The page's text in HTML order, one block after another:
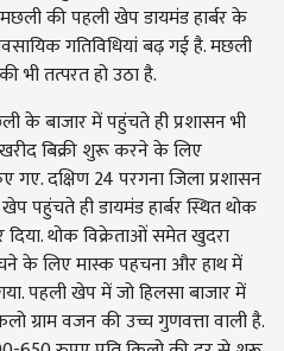
की पहली खेप डायमंड हार्बर के
गतिविधियां बढ़ गई है. मछली
भी तत्परत हो उठा है.
के बाजार में पहुंचते ही प्रशासन भी
बिक्री शुरू करने के लिए
दक्षिण 24 परगना जिला प्रशासन
पहुंचते ही डायमंड हार्बर स्थित थोक
थोक विक्रेताओं समेत खुदरा
के लिए मास्क पहचना और हाथ में
पहली खेप में जो हिलसा बाजार में
ग्राम वजन की उच्च गुणवत्ता वाली है.